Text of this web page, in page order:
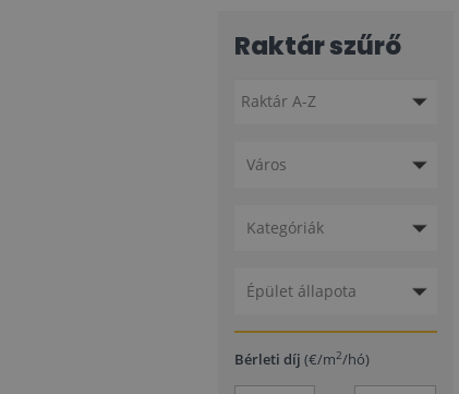
Raktár szűrő
Város
Kategóriák
Épület állapota
Bérleti díj (€/m2/hó)